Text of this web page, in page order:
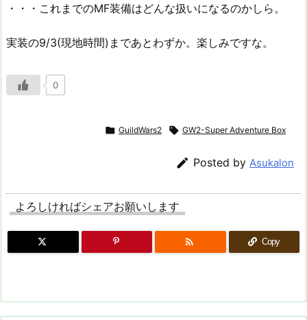
・・・これまでのMF装備はどんな扱いになるのかしら。
実装の9/3(現地時間)まであとわずか。楽しみですな。
0
 GuildWars2  GW2-Super Adventure Box
 Posted by Asukalon
よろしければシェアお願いします
 Copy